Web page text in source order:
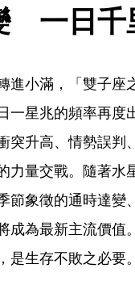
　一日千
進小滿，「雙子座
一星兆的頻率再度
突升高、情勢誤判
力量交戰。隨著水
節象徵的通時達變
成為最新主流價值
是生存不敗之必要。